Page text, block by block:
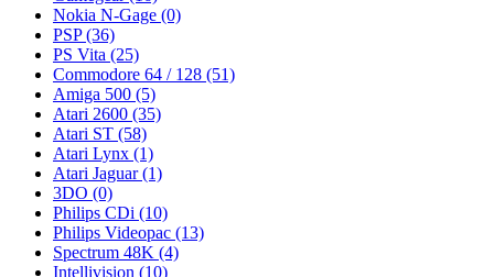
Nokia N-Gage (0)
PSP(36)
PS Vita (25)
Commodore 64 / 128 (51)
Amiga 500 (5)
Atari 2600 (35)
Atari ST (58)
Atari Lynx (1)
Atari Jaguar(1)
3DO (0)
Philips CDi (10)
Philips Videopac (13)
Spectrum 48K (4)
Intellivision (10)